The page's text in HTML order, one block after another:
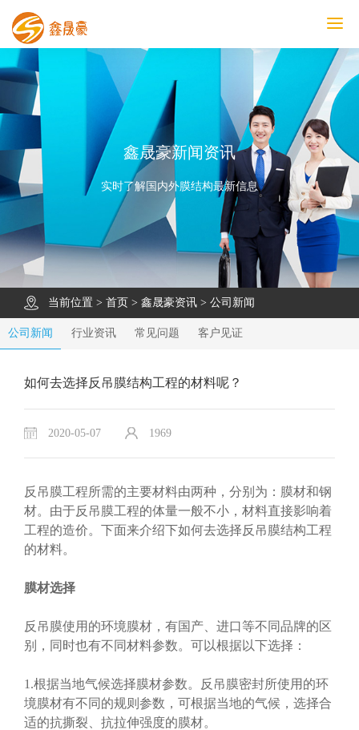
鑫晟豪首页
产品中心
工程案例
膜结构车棚
污水池反吊膜加盖
鑫晟豪资讯
关于鑫晟豪
联系鑫晟豪
鑫晟豪新闻资讯
实时了解国内外膜结构最新信息
当前位置 > 首页 > 鑫晟豪资讯 > 公司新闻
公司新闻 行业资讯 常见问题 客户见证
如何去选择反吊膜结构工程的材料呢？
2020-05-07 1969
反吊膜工程所需的主要材料由两种，分别为：膜材和钢
材。由于反吊膜工程的体量一般不小，材料直接影响着
工程的造价。下面来介绍下如何去选择反吊膜结构工程
的材料。
膜材选择
反吊膜使用的环境膜材，有国产、进口等不同品牌的区
别，同时也有不同材料参数。可以根据以下选择：
1.根据当地气候选择膜材参数。反吊膜密封所使用的环
境膜材有不同的规则参数，可根据当地的气候，选择合
适的抗撕裂、抗拉伸强度的膜材。